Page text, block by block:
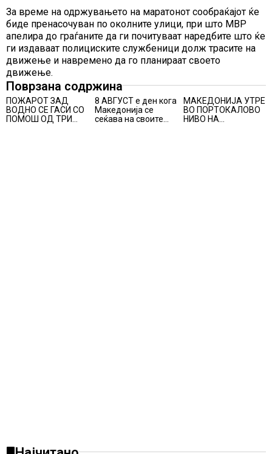
За време на одржувањето на маратонот сообраќајот ќе
биде пренасочуван по околните улици, при што МВР
апелира до граѓаните да ги почитуваат наредбите што ќе
ги издаваат полициските службеници долж трасите на
движење и навремено да го планираат своето
движење.
Поврзана содржина
ПОЖАРОТ ЗАД
ВОДНО СЕ ГАСИ СО
ПОМОШ ОД ТРИ
8 АВГУСТ е ден кога
Македонија се
сеќава на своите
МАКЕДОНИЈА УТРЕ
ВО ПОРТОКАЛОВО
НИВО НА